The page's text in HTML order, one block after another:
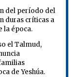
del período del
duras críticas a
la época.
el Talmud,
de Yeshúa.